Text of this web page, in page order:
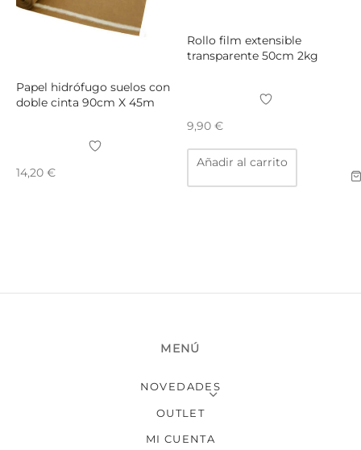
Papel hidrófugo suelos con
doble cinta 90cm X 45m
14,20 €
Rollo film extensible
transparente 50cm 2kg
9,90 €
Añadir al carrito
MENÚ
NOVEDADES
OUTLET
MI CUENTA